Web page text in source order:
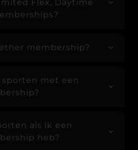
Flex, Daytime
membership?
met een
als ik een
heb?